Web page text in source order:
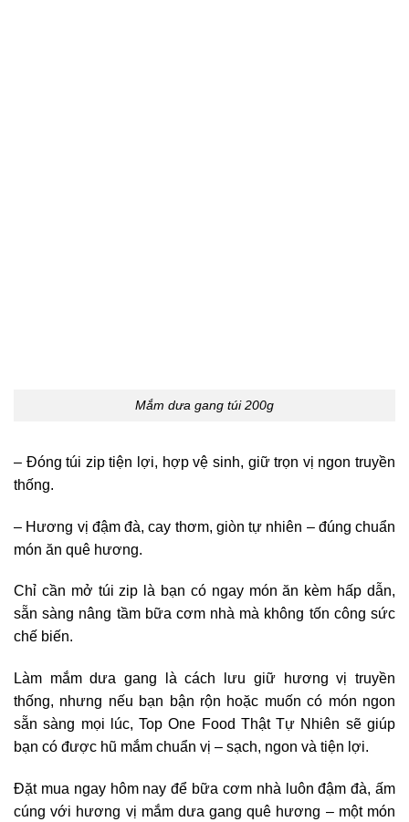
Mắm dưa gang túi 200g
– Đóng túi zip tiện lợi, hợp vệ sinh, giữ trọn vị ngon truyền
thống.
– Hương vị đậm đà, cay thơm, giòn tự nhiên – đúng chuẩn
món ăn quê hương.
Chỉ cần mở túi zip là bạn có ngay món ăn kèm hấp dẫn,
sẵn sàng nâng tầm bữa cơm nhà mà không tốn công sức
chế biến.
Làm mắm dưa gang là cách lưu giữ hương vị truyền
thống, nhưng nếu bạn bận rộn hoặc muốn có món ngon
sẵn sàng mọi lúc, Top One Food Thật Tự Nhiên sẽ giúp
bạn có được hũ mắm chuẩn vị – sạch, ngon và tiện lợi.
Đặt mua ngay hôm nay để bữa cơm nhà luôn đậm đà, ấm
cúng với hương vị mắm dưa gang quê hương – một món